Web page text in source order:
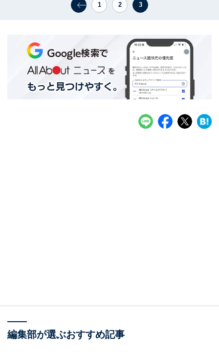
1 2 3
編集部が選ぶおすすめ記事